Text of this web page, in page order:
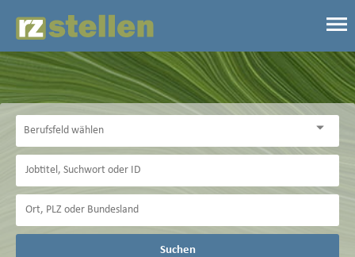
Suchen